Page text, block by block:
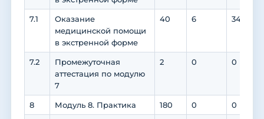
7.1
Оказание
медицинской помощи
в экстренной форме
40 6 34
7.2
Промежуточная
аттестация по модулю
7
2 0 0
8 Модуль 8. Практика 180 0 0